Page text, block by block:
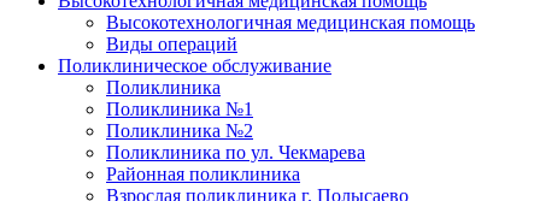
Высокотехнологичная медицинская помощь
Виды операций
Поликлиническое обслуживание
Поликлиника
Поликлиника №1
Поликлиника №2
Поликлиника по ул. Чекмарева
Районная поликлиника
Взрослая поликлиника г. Полысаево